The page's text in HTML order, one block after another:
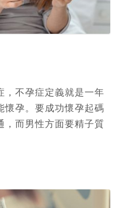
，不孕症定義就是一年
懷孕。要成功懷孕起碼
，而男性方面要精子質